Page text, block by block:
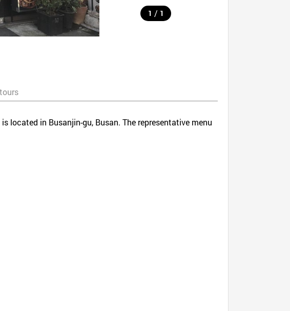
1 / 1
located in Busanjin-gu, Busan. The representative menu